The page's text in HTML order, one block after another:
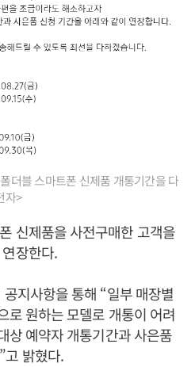
더블 스마트폰 신제품 개통기간을 다
자>
신제품을 사전구매한 고객을
장한다.
지사항을 통해 “일부 매장별
로 원하는 모델로 개통이 어려
상 예약자 개통기간과 사은품
고 밝혔다.